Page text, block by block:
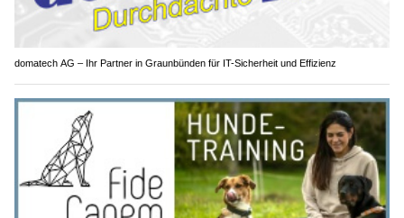
domatech AG – Ihr Partner in Graunbünden für IT-Sicherheit und Effizienz